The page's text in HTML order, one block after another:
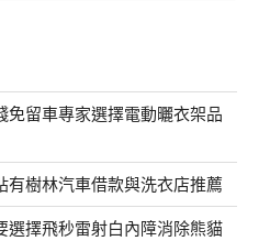
留車專家選擇電動曬衣架品
有樹林汽車借款與洗衣店推薦
選擇飛秒雷射白內障消除熊貓